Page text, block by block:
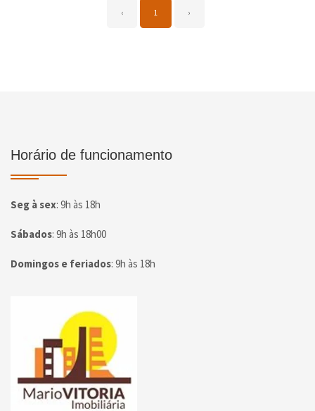
‹ 1 ›
Horário de funcionamento
Seg à sex: 9h às 18h
Sábados: 9h às 18h00
Domingos e feriados: 9h às 18h
Página inicial